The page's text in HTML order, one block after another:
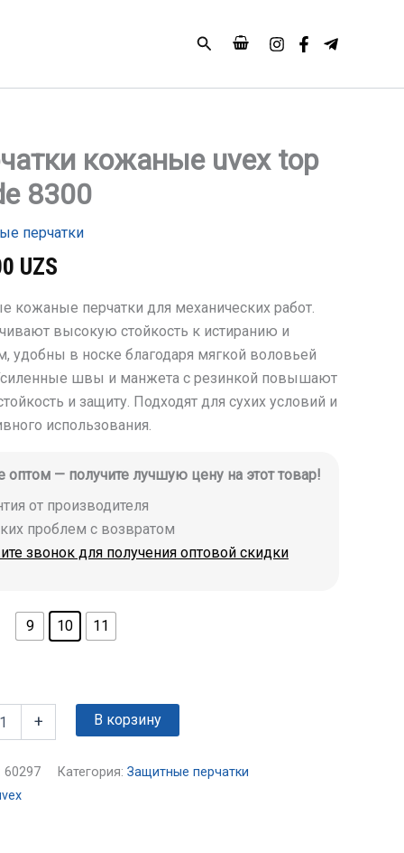
Поиск
кожаные uvex top
8300
перчатки
UZS
кожаные перчатки для механических работ.
высокую стойкость к истиранию и
удобны в носке благодаря мягкой воловьей
швы и манжета с резинкой повышают
и защиту. Подходят для сухих условий и
использования.
оптом — получите лучшую цену на этот товар!
от производителя
проблем с возвратом
звонок для получения оптовой скидки
9 10 11
+ В корзину
60297 Категория: Защитные перчатки